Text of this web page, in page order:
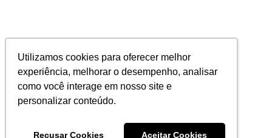
Utilizamos cookies para oferecer melhor
experiência, melhorar o desempenho, analisar
como você interage em nosso site e
personalizar conteúdo.
Recusar Cookies Aceitar Cookies